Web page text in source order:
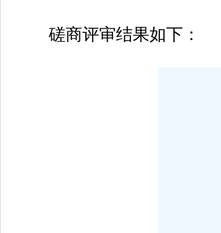
磋商评审结果如下：